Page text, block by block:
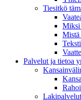
Tiesitkö
Miksi
Mistä
Palvelut ja tietoa
Lakipalvelut